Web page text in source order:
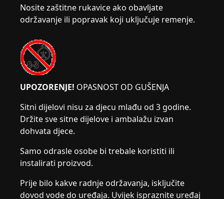
Nosite zaštitne rukavice ako obavljate
održavanje ili popravak koji uključuje remenje.
UPOZORENJE! OPASNOST OD GUŠENJA
Sitni dijelovi nisu za djecu mlađu od 3 godine.
Držite sve sitne dijelove i ambalažu izvan
dohvata djece.
Samo odrasle osobe bi trebale koristiti ili
instalirati proizvod.
Prije bilo kakve radnje održavanja, isključite
dovod vode do uređaja. Uvijek ispraznite uređaj